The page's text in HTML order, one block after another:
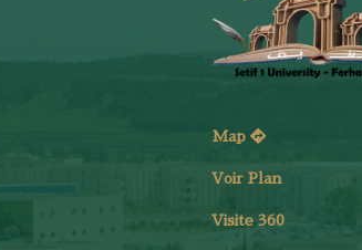
Map
Voir Plan
Visite 360